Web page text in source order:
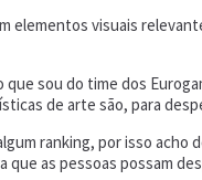
elementos visuais
sou do time dos
de arte são, para
ranking, por isso
as pessoas possam